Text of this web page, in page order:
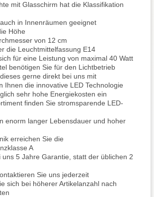
mit Glasschirm hat die Klassifikation
in Innenräumen geeignet
Höhe
von 12 cm
die Leuchtmittelfassung E14
für eine Leistung von maximal 40 Watt
benötigen Sie für den Lichtbetrieb
gerne direkt bei uns mit
Ihnen die innovative LED Technologie
sehr hohe Energiekosten ein
finden Sie stromsparende LED-
enorm langer Lebensdauer und hoher
erreichen Sie die
A
uns 5 Jahre Garantie, statt der üblichen 2
Sie uns jederzeit
sich bei höherer Artikelanzahl nach